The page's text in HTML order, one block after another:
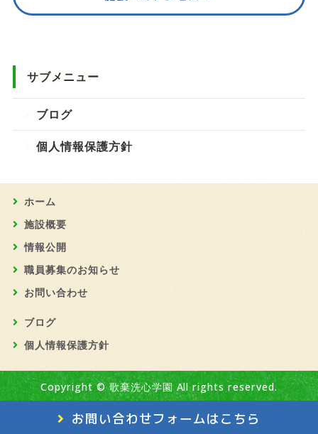
お問い合わせフォームはこちら
サブメニュー
ブログ
個人情報保護方針
ホーム
施設概要
情報公開
職員募集のお知らせ
お問い合わせ
ブログ
個人情報保護方針
Copyright ©歌棄洗心学園All rights reserved.